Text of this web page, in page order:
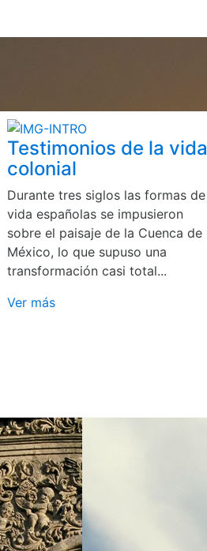
Testimonios de la vida
colonial
Durante tres siglos las formas de
vida españolas se impusieron
sobre el paisaje de la Cuenca de
México, lo que supuso una
transformación casi total...
Ver más